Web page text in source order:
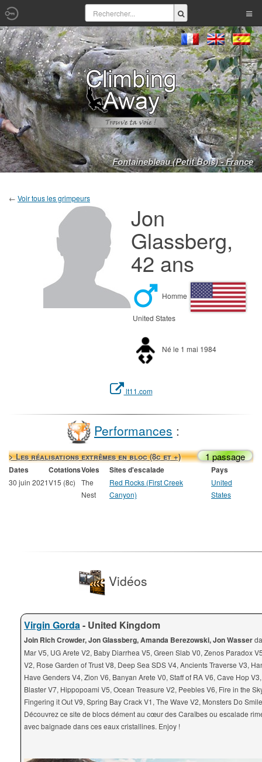
Fontainebleau (Petit Bois) - France
← Voir tous les grimpeurs
Jon
Glassberg,
42 ans
Homme
United States
Né le 1 mai 1984
lt11.com
Performances :
> Les réalisations extrêmes en bloc (8c et +) 1 passage
Dates CotationsVoies Sites d'escalade Pays
30 juin 2021V15 (8c)
The
Nest
Red Rocks (First Creek
Canyon)
United
States
Vidéos
Virgin Gorda- United Kingdom
Join Rich Crowder, Jon Glassberg, Amanda Berezowski, Jon Wasser
Mar V5, UG Arete V2, Baby Diarrhea V5, Green Slab V0, Zenos Paradox
V2, Rose Garden of Trust V8, Deep Sea SDS V4, Ancients Traverse V3,
Have Genders V4, Zion V6, Banyan Arete V0, Staff of RA V6, Cave Hop
Blaster V7, Hippopoami V5, Ocean Treasure V2, Peebles V6, Fire in the
Fingering it Out V9, Spring Bay Crack V1, The Wave V2, Monsters Do
Découvrez ce site de blocs dément au cœur des Caraïbes ou escalade
avec baignade dans ces eaux cristallines. Enjoy !